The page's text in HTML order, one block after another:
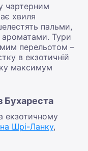
чартерним
хвиля
пальми,
ароматами. Тури
перельотом –
в екзотичній
максимум
Бухареста
екзотичному
Шрі-Ланку,